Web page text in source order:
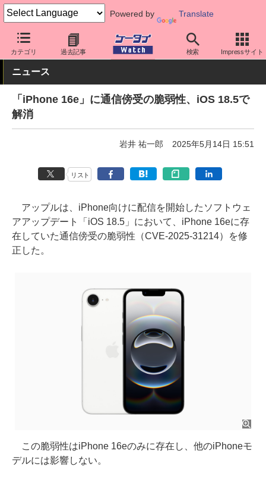
Powered by Translate
カテゴリ 過去記事 検索 Impressサイト
ケータイ Watch OS iPhone (iOS)
ニュース
「iPhone 16e」に通信傍受の脆弱性、iOS 18.5で
解消
岩井 祐一郎 2025年5月14日 15:51
リスト
アップルは、iPhone向けに配信を開始したソフトウェ
アアップデート「iOS 18.5」において、iPhone 16eに存
在していた通信傍受の脆弱性（CVE-2025-31214）を修
正した。
この脆弱性はiPhone 16eのみに存在し、他のiPhoneモ
デルには影響しない。